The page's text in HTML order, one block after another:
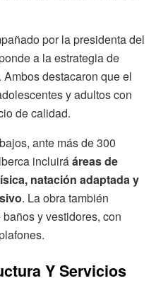
por la presidenta del
a la estrategia de
destacaron que el
y adultos con
de calidad.
ante más de 300
incluirááreas de
natación adaptada y
. La obra también
y vestidores, con
Y Servicios